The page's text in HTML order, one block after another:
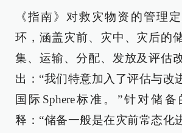
《指南》对救灾物资的管理
环，涵盖灾前、灾中、灾后的
集、运输、分配、发放及评估
出：“我们特意加入了评估与改
国际Sphere标准。”针对储
释：“储备一般是在灾前常态化